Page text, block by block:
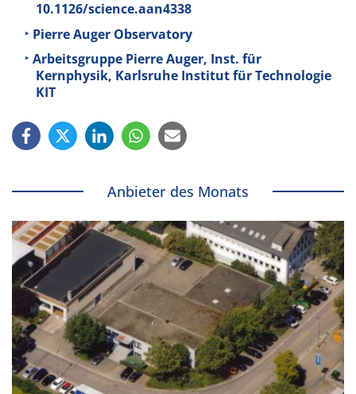
10.1126/science.aan4338
Pierre Auger Observatory
Arbeitsgruppe Pierre Auger, Inst. für
Kernphysik, Karlsruhe Institut für Technologie
KIT
Anbieter des Monats